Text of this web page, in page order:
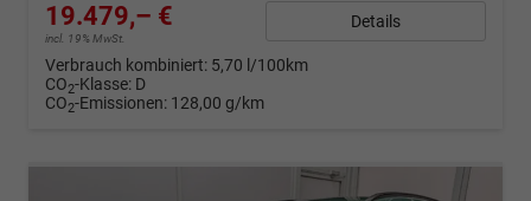
19.479,– €
incl. 19% MwSt.
Details
Verbrauch kombiniert: 5,70 l/100km
CO2-Klasse: D
CO2-Emissionen: 128,00 g/km